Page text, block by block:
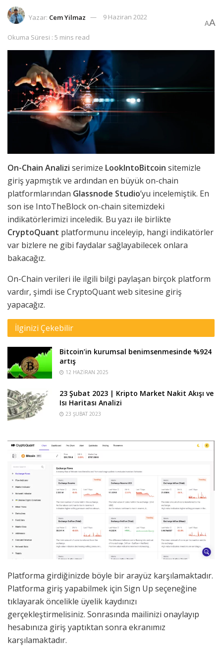
Yazar: Cem Yilmaz 9 Haziran 2022
Okuma Süresi : 5 mins read
AA
On-Chain Analizi serimize LookIntoBitcoin sitemizle
giriş yapmıştık ve ardından en büyük on-chain
platformlarından Glassnode Studio’yu incelemiştik. En
son ise IntoTheBlock on-chain sitemizdeki
indikatörlerimizi inceledik. Bu yazı ile birlikte
CryptoQuant platformunu inceleyip, hangi indikatörler
var bizlere ne gibi faydalar sağlayabilecek onlara
bakacağız.
On-Chain verileri ile ilgili bilgi paylaşan birçok platform
vardır, şimdi ise CryptoQuant web sitesine giriş
yapacağız.
İlginizi Çekebilir
Bitcoin’in kurumsal benimsenmesinde %924
artış
12 HAZIRAN 2025
23 Şubat 2023 | Kripto Market Nakit Akışı ve
Isı Haritası Analizi
23 ŞUBAT 2023
Platforma girdiğinizde böyle bir arayüz karşılamaktadır.
Platforma giriş yapabilmek için Sign Up seçeneğine
tıklayarak öncelikle üyelik kaydınızı
gerçekleştirmelisiniz. Sonrasında mailinizi onaylayıp
hesabınıza giriş yaptıktan sonra ekranımız
karşılamaktadır.